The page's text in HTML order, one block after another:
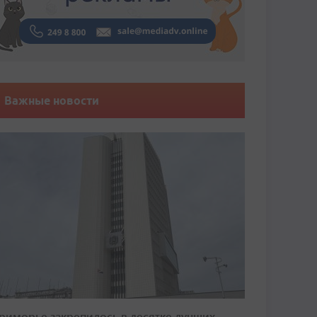
Важные новости